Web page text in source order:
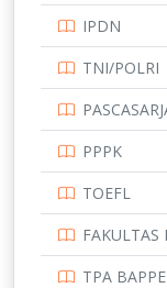
IPDN
TNI/POLRI
PPPK
TOEFL
FAKULTAS
TPA